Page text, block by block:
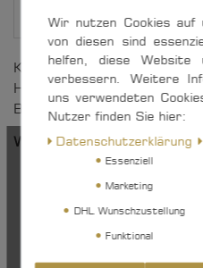
Kleiner und vielseitiger
Hundsfott für 6 mm
Baum-Niederholer, Strecker
Weitere Vorteile auf einen
Taumelvernietung
»Made in Germany«
in Iserlohn, Nordrhein-
Wir nutzen Cookies auf
von diesen sind
helfen, diese
verbessern. Weitere
uns verwendeten
Nutzer finden Sie hier:
Daten­schutz­erklärung
Essenziell
Marketing
DHL Wunschzustellung
Funktional